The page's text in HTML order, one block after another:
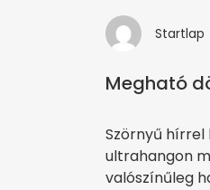
Startlap
Megható
Szörnyű hírrel
ultrahangon
valószínűleg